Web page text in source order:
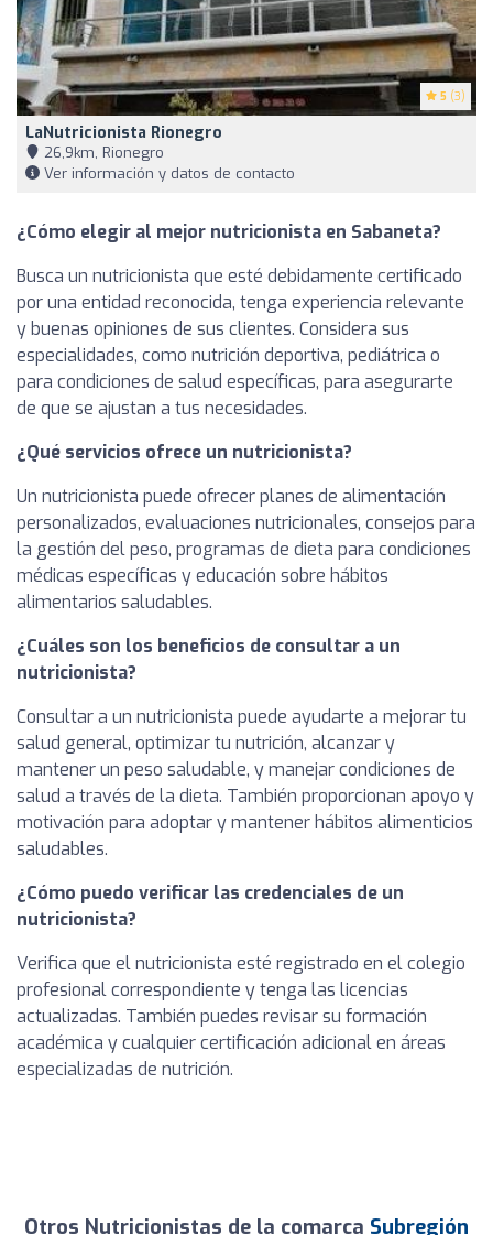
5 (3)
LaNutricionista Rionegro
26,9km, Rionegro
Ver información y datos de contacto
¿Cómo elegir al mejor nutricionista en Sabaneta?
Busca un nutricionista que esté debidamente certificado
por una entidad reconocida, tenga experiencia relevante
y buenas opiniones de sus clientes. Considera sus
especialidades, como nutrición deportiva, pediátrica o
para condiciones de salud específicas, para asegurarte
de que se ajustan a tus necesidades.
¿Qué servicios ofrece un nutricionista?
Un nutricionista puede ofrecer planes de alimentación
personalizados, evaluaciones nutricionales, consejos para
la gestión del peso, programas de dieta para condiciones
médicas específicas y educación sobre hábitos
alimentarios saludables.
¿Cuáles son los beneficios de consultar a un
nutricionista?
Consultar a un nutricionista puede ayudarte a mejorar tu
salud general, optimizar tu nutrición, alcanzar y
mantener un peso saludable, y manejar condiciones de
salud a través de la dieta. También proporcionan apoyo y
motivación para adoptar y mantener hábitos alimenticios
saludables.
¿Cómo puedo verificar las credenciales de un
nutricionista?
Verifica que el nutricionista esté registrado en el colegio
profesional correspondiente y tenga las licencias
actualizadas. También puedes revisar su formación
académica y cualquier certificación adicional en áreas
especializadas de nutrición.
Otros Nutricionistas de la comarca Subregión